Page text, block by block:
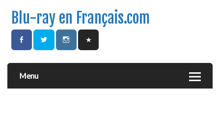
Blu-ray en Français.com
Menu